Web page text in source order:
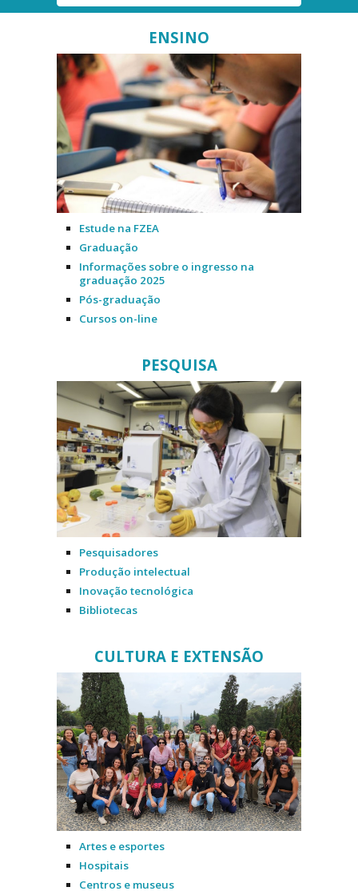
ENSINO
Estude na FZEA
Graduação
Informações sobre o ingresso na
graduação 2025
Pós-graduação
Cursos on-line
PESQUISA
Pesquisadores
Produção intelectual
Inovação tecnológica
Bibliotecas
CULTURA E EXTENSÃO
Artes e esportes
Hospitais
Centros e museus